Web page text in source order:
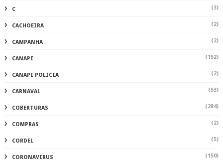
C (3)
CACHOEIRA (2)
CAMPANHA (2)
CANAPI (152)
CANAPI POLÍCIA (2)
CARNAVAL (53)
COBERTURAS (284)
COMPRAS (2)
CORDEL (5)
CORONAVIRUS (150)